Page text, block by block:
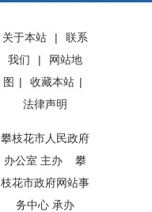
关于本站 |
联系
我们
|
网站地
图 | 收藏本站 |
法律声明
攀枝花市人民政府
办公室 主办 攀
枝花市政府网站事
务中心 承办